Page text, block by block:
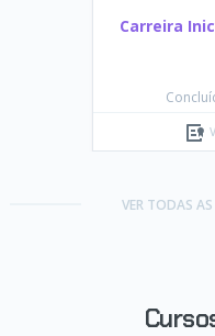
Carreira
VER TODAS